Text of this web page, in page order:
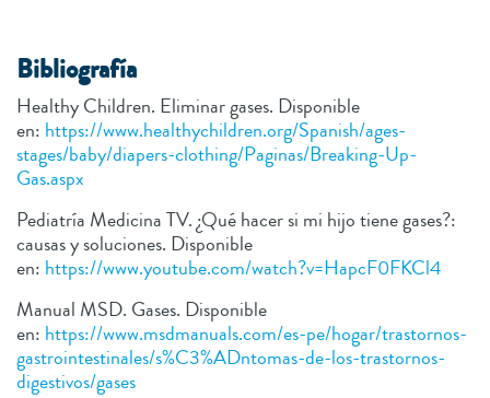
Bibliografía
Healthy Children. Eliminar gases. Disponible
en: https://www.healthychildren.org/Spanish/ages-
stages/baby/diapers-clothing/Paginas/Breaking-Up-
Gas.aspx
Pediatría Medicina TV. ¿Qué hacer si mi hijo tiene gases?:
causas y soluciones. Disponible
en: https://www.youtube.com/watch?v=HapcF0FKCl4
Manual MSD. Gases. Disponible
en: https://www.msdmanuals.com/es-pe/hogar/trastornos-
gastrointestinales/s%C3%ADntomas-de-los-trastornos-
digestivos/gases